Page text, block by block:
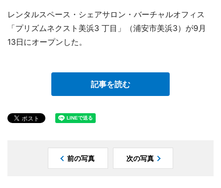
レンタルスペース・シェアサロン・バーチャルオフィス
「プリズムネクスト美浜3 丁目」（浦安市美浜3）が9月
13日にオープンした。
記事を読む
前の写真 次の写真